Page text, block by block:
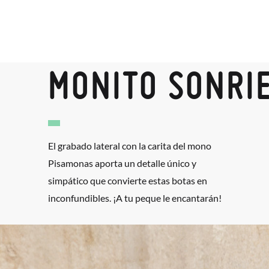
MONITO
El grabado lateral con la carita del mono
Pisamonas aporta un detalle único y
simpático que convierte estas botas en
inconfundibles. ¡A tu peque le encantarán!